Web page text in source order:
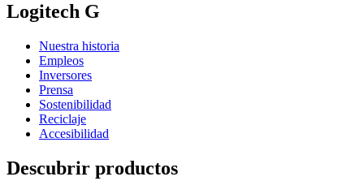
Logitech G
Nuestra historia
Empleos
Inversores
Prensa
Sostenibilidad
Reciclaje
Accesibilidad
Descubrir productos